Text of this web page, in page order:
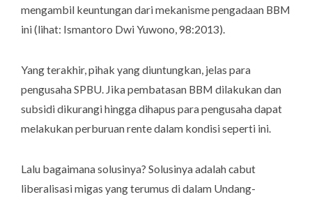
mengambil keuntungan dari mekanisme pengadaan BBM
ini (lihat: Ismantoro Dwi Yuwono, 98:2013).
Yang terakhir, pihak yang diuntungkan, jelas para
pengusaha SPBU. Jika pembatasan BBM dilakukan dan
subsidi dikurangi hingga dihapus para pengusaha dapat
melakukan perburuan rente dalam kondisi seperti ini.
Lalu bagaimana solusinya? Solusinya adalah cabut
liberalisasi migas yang terumus di dalam Undang-